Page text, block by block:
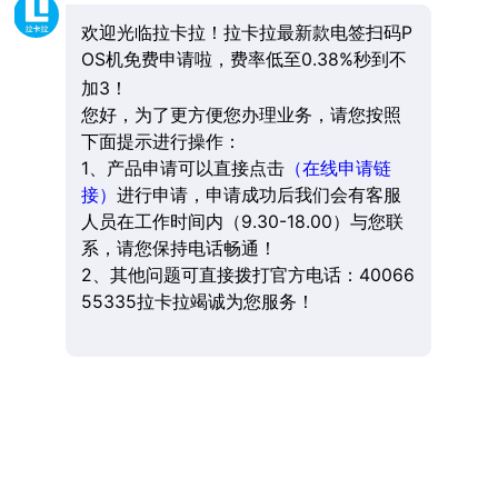
欢迎光临拉卡拉！拉卡拉最新款电签扫码P
OS机免费申请啦，费率低至0.38%秒到不
加3！
您好，为了更方便您办理业务，请您按照
下面提示进行操作：
1、产品申请可以直接点击（在线申请链
接） 进行申请，申请成功后我们会有客服
人员在工作时间内（9.30-18.00）与您联
系，请您保持电话畅通！
2、其他问题可直接拨打官方电话：40066
55335拉卡拉竭诚为您服务！